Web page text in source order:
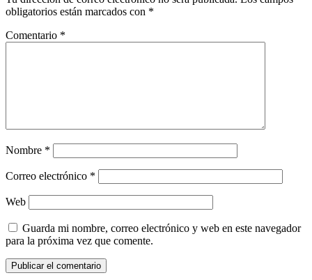
obligatorios están marcados con *
Comentario *
Nombre *
Correo electrónico *
Web
Guarda mi nombre, correo electrónico y web en este navegador
para la próxima vez que comente.